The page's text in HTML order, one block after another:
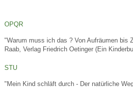
OPQR
"Warum muss ich das ? Von Aufräumen bis
Raab, Verlag Friedrich Oetinger (Ein
STU
"Mein Kind schläft durch - Der natürliche